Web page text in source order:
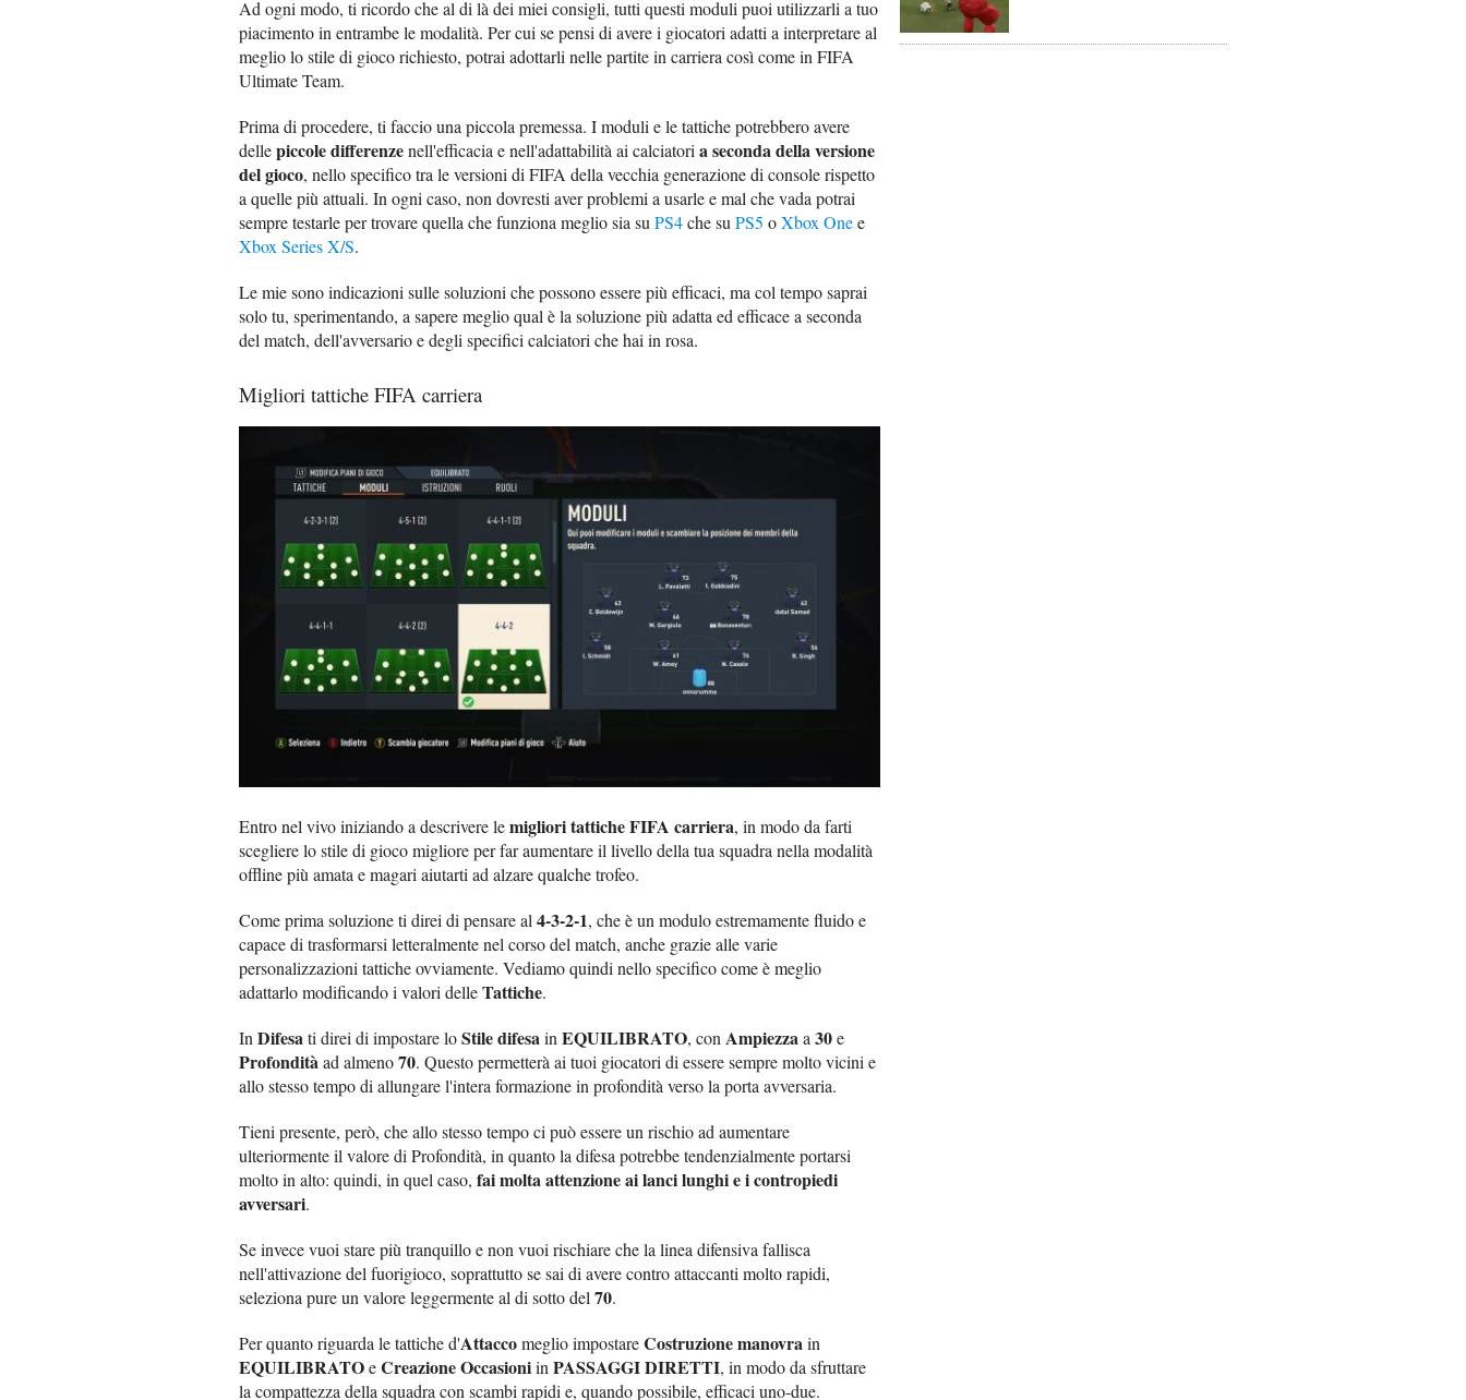
Ad ogni modo, ti ricordo che al di là dei miei consigli, tutti questi moduli puoi utilizzarli a tuo
piacimento in entrambe le modalità. Per cui se pensi di avere i giocatori adatti a interpretare al
meglio lo stile di gioco richiesto, potrai adottarli nelle partite in carriera così come in FIFA
Ultimate Team.
Prima di procedere, ti faccio una piccola premessa. I moduli e le tattiche potrebbero avere
dellepiccole differenzenell'efficacia e nell'adattabilità ai calciatori a seconda della versione
del gioco, nello specifico tra le versioni di FIFA della vecchia generazione di console rispetto
a quelle più attuali. In ogni caso, non dovresti aver problemi a usarle e mal che vada potrai
sempre testarle per trovare quella che funziona meglio sia su PS4che su PS5 oXbox Onee
Xbox Series X/S.
Le mie sono indicazioni sulle soluzioni che possono essere più efficaci, ma col tempo saprai
solo tu, sperimentando, a sapere meglio qual è la soluzione più adatta ed efficace a seconda
del match, dell'avversario e degli specifici calciatori che hai in rosa.
Migliori tattiche FIFA carriera
Entro nel vivo iniziando a descrivere lemigliori tattiche FIFA carriera, in modo da farti
scegliere lo stile di gioco migliore per far aumentare il livello della tua squadra nella modalità
offline più amata e magari aiutarti ad alzare qualche trofeo.
Come prima soluzione ti direi di pensare al 4-3-2-1, che è un modulo estremamente fluido e
capace di trasformarsi letteralmente nel corso del match, anche grazie alle varie
personalizzazioni tattiche ovviamente. Vediamo quindi nello specifico come è meglio
adattarlo modificando i valori delleTattiche.
In Difesati direi di impostare loStile difesain EQUILIBRATO, con Ampiezzaa 30e
Profonditàad almeno70. Questo permetterà ai tuoi giocatori di essere sempre molto vicini e
allo stesso tempo di allungare l'intera formazione in profondità verso la porta avversaria.
Tieni presente, però, che allo stesso tempo ci può essere un rischio ad aumentare
ulteriormente il valore di Profondità, in quanto la difesa potrebbe tendenzialmente portarsi
molto in alto: quindi, in quel caso, fai molta attenzione ai lanci lunghi e i contropiedi
avversari.
Se invece vuoi stare più tranquillo e non vuoi rischiare che la linea difensiva fallisca
nell'attivazione del fuorigioco, soprattutto se sai di avere contro attaccanti molto rapidi,
seleziona pure un valore leggermente al di sotto del 70.
Per quanto riguarda le tattiche d'Attaccomeglio impostareCostruzione manovrain
EQUILIBRATOeCreazione Occasioniin PASSAGGI DIRETTI, in modo da sfruttare
la compattezza della squadra con scambi rapidi e, quando possibile, efficaci uno-due.